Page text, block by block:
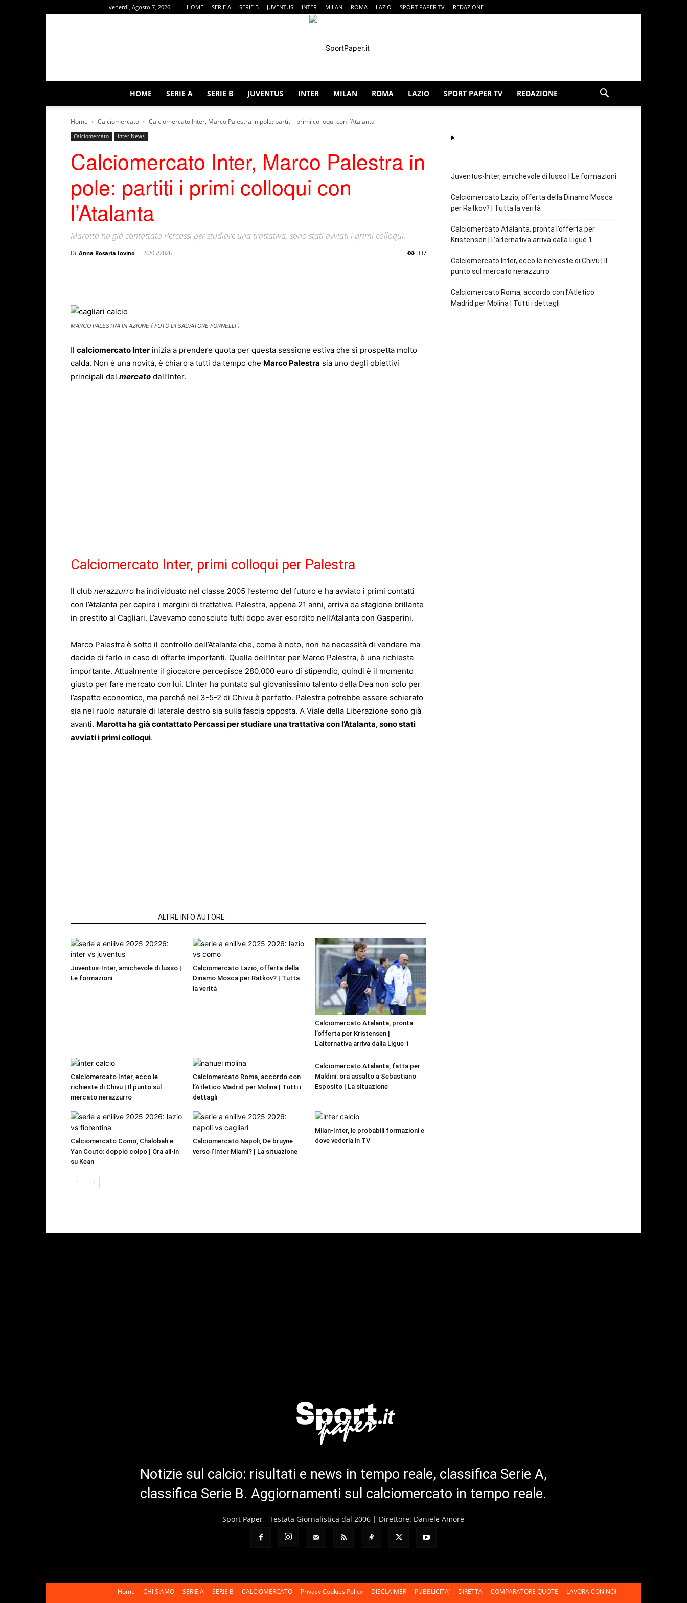
venerdì, Agosto 7, 2026 HOME SERIE A SERIE B JUVENTUS INTER MILAN ROMA LAZIO SPORT PAPER TV REDAZIONE
HOME SERIE A SERIE B JUVENTUS INTER MILAN ROMA LAZIO SPORT PAPER TV REDAZIONE
Home Calciomercato Calciomercato Inter, Marco Palestra in pole: partiti i primi colloqui con l’Atalanta
Calciomercato Inter News
Calciomercato Inter, Marco Palestra in
pole: partiti i primi colloqui con
l’Atalanta
Marotta ha già contattato Percassi per studiare una trattativa, sono stati avviati i primi colloqui.
Di Anna Rosaria Iovino - 26/05/2026 337
MARCO PALESTRA IN AZIONE ( FOTO DI SALVATORE FORNELLI )
Il calciomercato Inter inizia a prendere quota per questa sessione estiva che si prospetta molto
calda. Non è una novità, è chiaro a tutti da tempo che Marco Palestra sia uno degli obiettivi
principali del mercato dell’Inter.
Calciomercato Inter, primi colloqui per Palestra
Il club nerazzurro ha individuato nel classe 2005 l’esterno del futuro e ha avviato i primi contatti
con l’Atalanta per capire i margini di trattativa. Palestra, appena 21 anni, arriva da stagione brillante
in prestito al Cagliari. L’avevamo conosciuto tutti dopo aver esordito nell’Atalanta con Gasperini.
Marco Palestra è sotto il controllo dell’Atalanta che, come è noto, non ha necessità di vendere ma
decide di farlo in caso di offerte importanti. Quella dell’Inter per Marco Palestra, è una richiesta
importante. Attualmente il giocatore percepisce 280.000 euro di stipendio, quindi è il momento
giusto per fare mercato con lui. L’Inter ha puntato sul giovanissimo talento della Dea non solo per
l’aspetto economico, ma perché nel 3-5-2 di Chivu è perfetto. Palestra potrebbe essere schierato
sia nel ruolo naturale di laterale destro sia sulla fascia opposta. A Viale della Liberazione sono già
avanti. Marotta ha già contattato Percassi per studiare una trattativa con l’Atalanta, sono stati
avviati i primi colloqui.
ALTRE INFO AUTORE
Juventus-Inter, amichevole di lusso |
Le formazioni
Calciomercato Lazio, offerta della
Dinamo Mosca per Ratkov? | Tutta
la verità
Calciomercato Atalanta, pronta
l’offerta per Kristensen |
L’alternativa arriva dalla Ligue 1
Calciomercato Inter, ecco le
richieste di Chivu | Il punto sul
mercato nerazzurro
Calciomercato Roma, accordo con
l’Atletico Madrid per Molina | Tutti i
dettagli
Calciomercato Atalanta, fatta per
Maldini: ora assalto a Sebastiano
Esposito | La situazione
Calciomercato Como, Chalobah e
Yan Couto: doppio colpo | Ora all-in
su Kean
Calciomercato Napoli, De bruyne
verso l’Inter Miami? | La situazione
Milan-Inter, le probabili formazioni e
dove vederla in TV
Juventus-Inter, amichevole di lusso | Le formazioni
Calciomercato Lazio, offerta della Dinamo Mosca
per Ratkov? | Tutta la verità
Calciomercato Atalanta, pronta l’offerta per
Kristensen | L’alternativa arriva dalla Ligue 1
Calciomercato Inter, ecco le richieste di Chivu | Il
punto sul mercato nerazzurro
Calciomercato Roma, accordo con l’Atletico
Madrid per Molina | Tutti i dettagli
Notizie sul calcio: risultati e news in tempo reale, classifica Serie A,
classifica Serie B. Aggiornamenti sul calciomercato in tempo reale.
Sport Paper - Testata Giornalistica dal 2006 | Direttore: Daniele Amore
Home CHI SIAMO SERIE A SERIE B CALCIOMERCATO Privacy Cookies Policy DISCLAIMER PUBBLICITA’ DIRETTA COMPARATORE QUOTE LAVORA CON NOI